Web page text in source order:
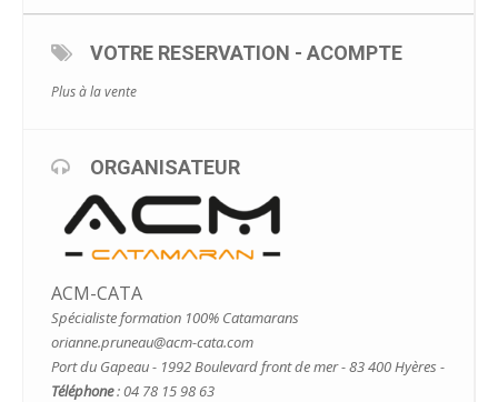
VOTRE RESERVATION - ACOMPTE
Plus à la vente
ORGANISATEUR
ACM-CATA
Spécialiste formation 100% Catamarans
orianne.pruneau@acm-cata.com
Port du Gapeau - 1992 Boulevard front de mer - 83 400 Hyères -
Téléphone: 04 78 15 98 63